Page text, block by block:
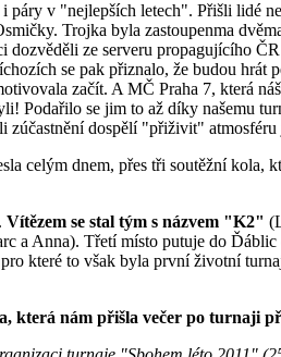
páry v "nejlepších letech". Přišli lidé
Trojka byla zastoupenma
ze serveru propagujícího ČR
se pak přiznalo, že budou hrát
začít. A MČ Praha 7, která
Podařilo se jim to až díky našemu
zúčastnění dospělí "přiživit"
celým dnem, přes tři soutěžní
Vítězem se stal tým s názvem "K2"
a Anna). Třetí místo putuje do
které to však byla první životní
která nám přišla večer po turnaji